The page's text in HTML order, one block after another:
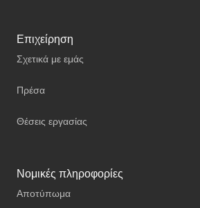
Επιχείρηση
Σχετικά με εμάς
Πρέσα
Θέσεις εργασίας
Νομικές πληροφορίες
Αποτύπωμα